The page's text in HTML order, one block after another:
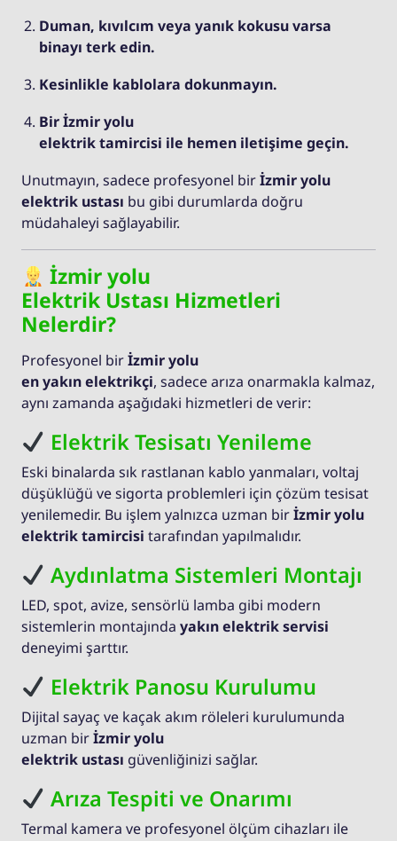
Duman, kıvılcım veya yanık kokusu varsa
binayı terk edin.
Kesinlikle kablolara dokunmayın.
Bir İzmir yolu
elektrik tamircisi ile hemen iletişime geçin.
Unutmayın, sadece profesyonel birİzmir yolu
elektrik ustası bu gibi durumlarda doğru
müdahaleyi sağlayabilir.
İzmir yolu
Elektrik Ustası Hizmetleri
Nelerdir?
Profesyonel birİzmir yolu
en yakın elektrikçi, sadece arıza onarmakla kalmaz,
aynı zamanda aşağıdaki hizmetleri de verir:
Elektrik Tesisatı Yenileme
Eski binalarda sık rastlanan kablo yanmaları, voltaj
düşüklüğü ve sigorta problemleri için çözüm tesisat
yenilemedir. Bu işlem yalnızca uzman birİzmir yolu
elektrik tamircisi tarafından yapılmalıdır.
Aydınlatma Sistemleri Montajı
LED, spot, avize, sensörlü lamba gibi modern
sistemlerin montajında yakın elektrik servisi
deneyimi şarttır.
Elektrik Panosu Kurulumu
Dijital sayaç ve kaçak akım röleleri kurulumunda
uzman birİzmir yolu
elektrik ustası güvenliğinizi sağlar.
Arıza Tespiti ve Onarımı
Termal kamera ve profesyonel ölçüm cihazları ile